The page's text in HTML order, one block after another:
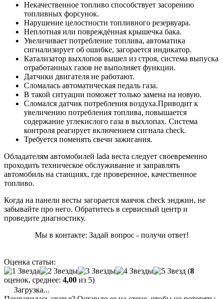
Некачественное топливо способствует засорению
топливных форсунок.
Нарушение целостности топливного резервуара.
Неплотная или повреждённая крышечка бака.
Увеличивает потребление топлива, автоматика
сигнализирует об ошибке, загорается индикатор.
Катализатор выхлопов вышел из строя, система выпуска
отработанных газов не выполняет функции.
Датчики двигателя не работают.
Сломалась автоматическая педаль газа.
В такой ситуации поможет только замена на новую.
Сломался датчик потребления воздуха.Приводит к
увеличению потребления топлива, повышается
содержание углекислого газа в выхлопах. Система
контроля реагирует включением сигнала check.
Требуется поменять свечи зажигания.
Обладателям автомобилей lada веста следует своевременно
проходить техническое обслуживание и заправлять
автомобиль на станциях, где проверенное, качественное
топливо.
Когда на панели весты загорается маячок check энджин, не
забывайте про него. Обратитесь в сервисный центр и
проведите диагностику.
Мы в контакте: Задай вопрос - получи ответ!
Оценка статьи:
(8
оценок, среднее: 4,00 из 5)
Загрузка...